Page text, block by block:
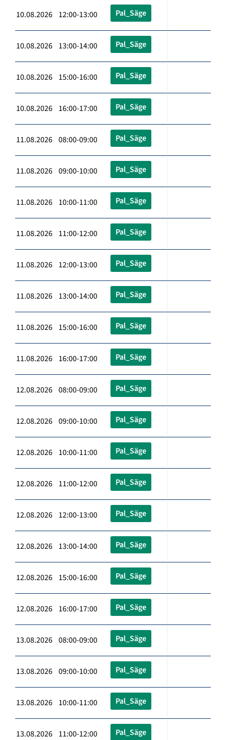
10.08.2026 12:00-13:00 Pal_Säge
10.08.2026 13:00-14:00 Pal_Säge
10.08.2026 15:00-16:00 Pal_Säge
10.08.2026 16:00-17:00 Pal_Säge
11.08.2026 08:00-09:00 Pal_Säge
11.08.2026 09:00-10:00 Pal_Säge
11.08.2026 10:00-11:00 Pal_Säge
11.08.2026 11:00-12:00 Pal_Säge
11.08.2026 12:00-13:00 Pal_Säge
11.08.2026 13:00-14:00 Pal_Säge
11.08.2026 15:00-16:00 Pal_Säge
11.08.2026 16:00-17:00 Pal_Säge
12.08.2026 08:00-09:00 Pal_Säge
12.08.2026 09:00-10:00 Pal_Säge
12.08.2026 10:00-11:00 Pal_Säge
12.08.2026 11:00-12:00 Pal_Säge
12.08.2026 12:00-13:00 Pal_Säge
12.08.2026 13:00-14:00 Pal_Säge
12.08.2026 15:00-16:00 Pal_Säge
12.08.2026 16:00-17:00 Pal_Säge
13.08.2026 08:00-09:00 Pal_Säge
13.08.2026 09:00-10:00 Pal_Säge
13.08.2026 10:00-11:00 Pal_Säge
13.08.2026 11:00-12:00 Pal_Säge